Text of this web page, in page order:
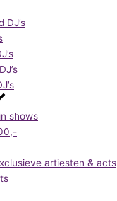
DJ’s
shows
artiesten & acts